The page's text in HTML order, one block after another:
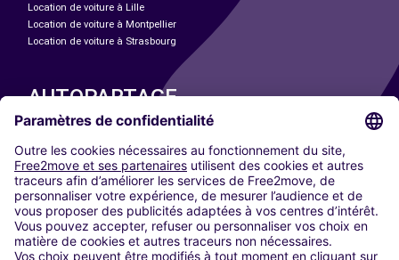
Location de voiture à Lille
Location de voiture à Montpellier
Location de voiture à Strasbourg
AUTOPARTAGE
Paris
Madrid
Washington DC
Milan
Rome
Turin
Vienne